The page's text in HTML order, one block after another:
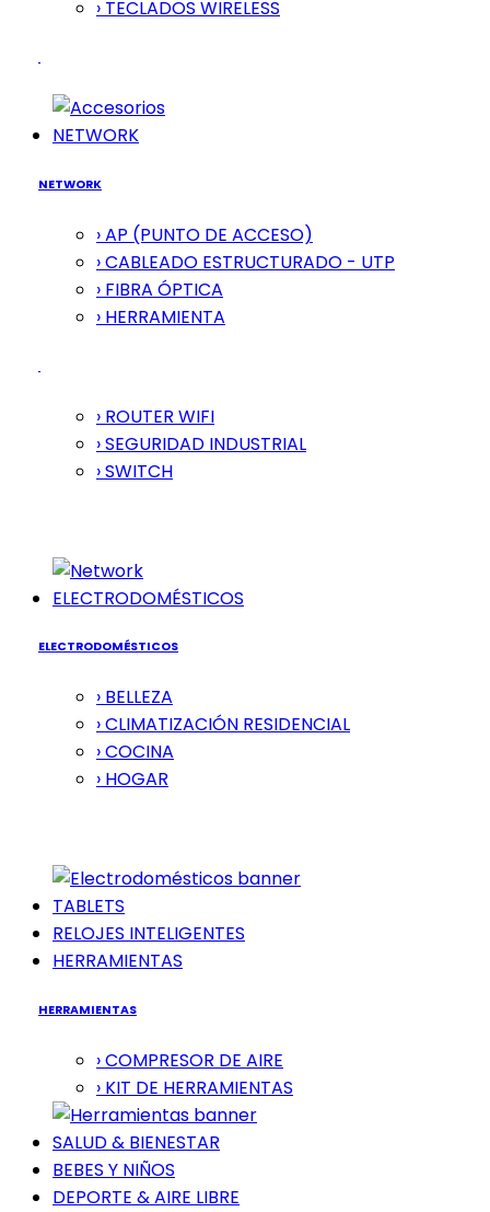
› TECLADOS WIRELESS
NETWORK
NETWORK
› AP (PUNTO DE ACCESO)
› CABLEADO ESTRUCTURADO - UTP
› FIBRA ÓPTICA
› HERRAMIENTA
› ROUTER WIFI
› SEGURIDAD INDUSTRIAL
› SWITCH
ELECTRODOMÉSTICOS
ELECTRODOMÉSTICOS
› BELLEZA
› CLIMATIZACIÓN RESIDENCIAL
› COCINA
› HOGAR
TABLETS
RELOJES INTELIGENTES
HERRAMIENTAS
HERRAMIENTAS
› COMPRESOR DE AIRE
› KIT DE HERRAMIENTAS
SALUD & BIENESTAR
BEBES Y NIÑOS
DEPORTE & AIRE LIBRE